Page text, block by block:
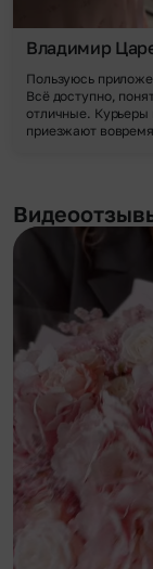
Владимир
Пользуюсь
Всё доступно,
отличные. Курьеры
приезжают